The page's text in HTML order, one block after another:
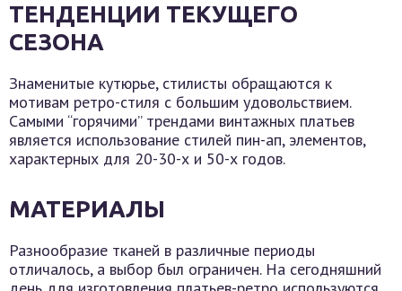
ТЕНДЕНЦИИ ТЕКУЩЕГО
СЕЗОНА
Знаменитые кутюрье, стилисты обращаются к
мотивам ретро-стиля с большим удовольствием.
Самыми “горячими” трендами винтажных платьев
является использование стилей пин-ап, элементов,
характерных для 20-30-х и 50-х годов.
МАТЕРИАЛЫ
Разнообразие тканей в различные периоды
отличалось, а выбор был ограничен. На сегодняшний